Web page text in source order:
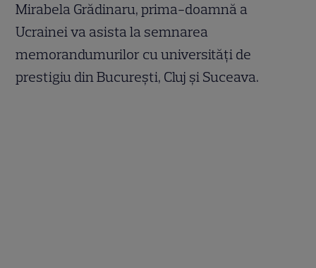
Mirabela Grădinaru, prima-doamnă a
Ucrainei va asista la semnarea
memorandumurilor cu universități de
prestigiu din București, Cluj și Suceava.